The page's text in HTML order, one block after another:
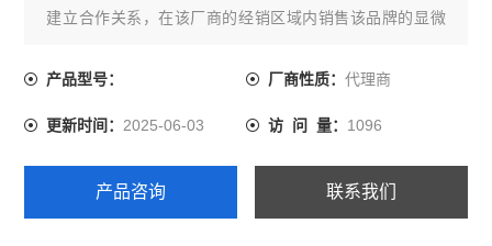
Leica徕卡S9 E体视显微镜
徕卡DMi8倒置显微镜
尼康SMZ1270体视显微镜
奥林巴斯GX53倒置显微镜
奥林巴斯CX22生物显微镜
建立合作关系，在该厂商的经销区域内销售该品牌的显微
微镜厂家会设立专属的总代理，以协助该公司在该地区的
产品型号： 厂商性质： 代理商
更新时间：2025-06-03 访 问 量： 1096
产品咨询 联系我们